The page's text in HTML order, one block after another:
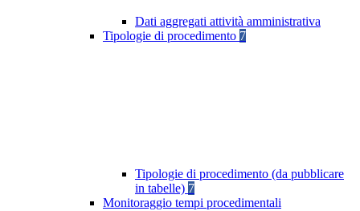
Dati aggregati attività amministrativa
Tipologie di procedimento 7
Tipologie di procedimento (da pubblicare
in tabelle) 7
Monitoraggio tempi procedimentali